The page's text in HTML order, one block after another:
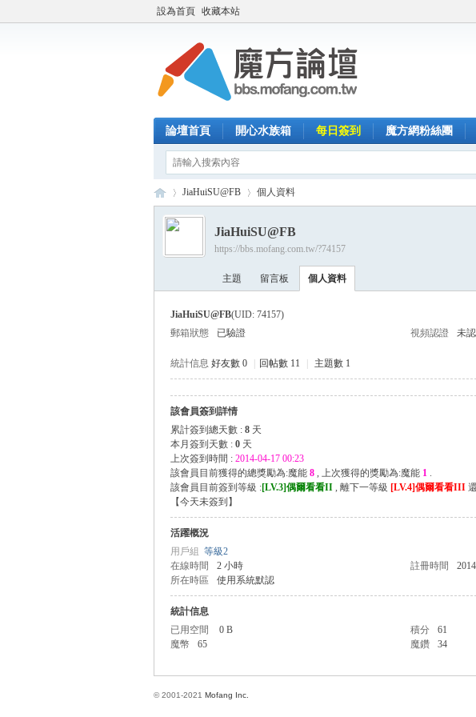
設為首頁 收藏本站
論壇首頁 開心水族箱 每日簽到 魔方網粉絲團
›
JiaHuiSU@FB 個人資料
JiaHuiSU@FB
https://bbs.mofang.com.tw/?74157
主題 留言板 個人資料
JiaHuiSU@FB(UID: 74157)
郵箱狀態
已驗證 視頻認證 未
統計信息 好友數 0 回帖數 11 主題數 1
該會員簽到詳情
累計簽到總天數 : 8 天
本月簽到天數 : 0 天
上次簽到時間 : 2014-04-17 00:23
該會員目前獲得的總獎勵為:魔能 8 , 上次獲得的獎勵為:魔能 1 .
該會員目前簽到等級 :[LV.3]偶爾看看II , 離下一等級 [LV.4]偶爾看看III
【今天未簽到 】
活躍概況
用戶組 等級2
在線時間
2 小時 註冊時間
所在時區
使用系統默認
統計信息
已用空間
0 B 積分 61
魔幣
65 魔鑽 34
© 2001-2021 Mofang Inc.